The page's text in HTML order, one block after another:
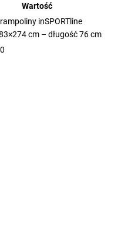
Wartość
inSPORTline
cm – długość 76 cm